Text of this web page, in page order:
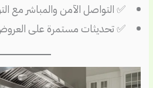
✅ التواصل الآمن والمباشر مع
✅ تحديثات مستمرة على